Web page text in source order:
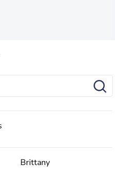
Brittany